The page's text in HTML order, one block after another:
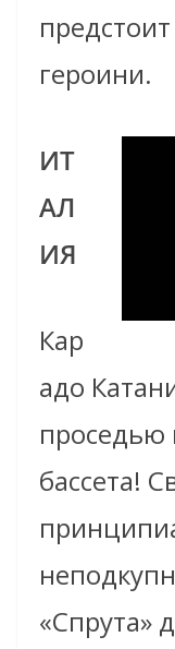
героини.
ИТ
АЛ
ИЯ
Кар
адо
проседью
бассета!
«Спрута»